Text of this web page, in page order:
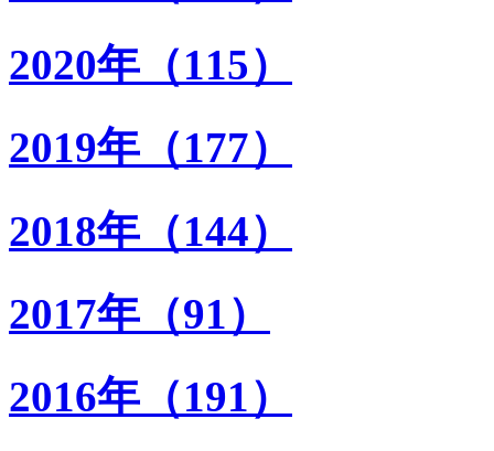
2020年（115）
2019年（177）
2018年（144）
2017年（91）
2016年（191）